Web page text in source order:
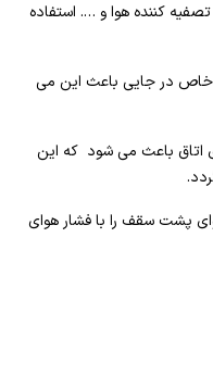
کننده هوا و …. استفاده
خاص در جایی باعث این می
اتاق باعث می شود که این
پشت سقف را با فشار هوای